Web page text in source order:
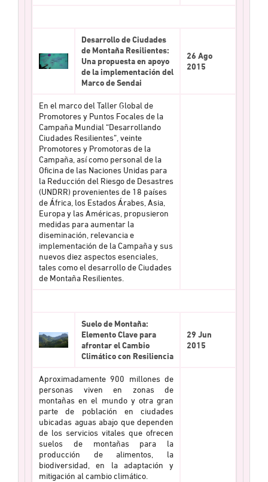
Desarrollo de Ciudades
de Montaña Resilientes:
Una propuesta en apoyo
de la implementación del
Marco de Sendai
26 Ago
2015
En el marco del Taller Global de
Promotores y Puntos Focales de la
Campaña Mundial “Desarrollando
Ciudades Resilientes”, veinte
Promotores y Promotoras de la
Campaña, así como personal de la
Oficina de las Naciones Unidas para
la Reducción del Riesgo de Desastres
(UNDRR) provenientes de 18 países
de África, los Estados Árabes, Asia,
Europa y las Américas, propusieron
medidas para aumentar la
diseminación, relevancia e
implementación de la Campaña y sus
nuevos diez aspectos esenciales,
tales como el desarrollo de Ciudades
de Montaña Resilientes.
Suelo de Montaña:
Elemento Clave para
afrontar el Cambio
Climático con Resiliencia
29 Jun
2015
Aproximadamente 900 millones de
personas viven en zonas de
montañas en el mundo y otra gran
parte de población en ciudades
ubicadas aguas abajo que dependen
de los servicios vitales que ofrecen
suelos de montañas para la
producción de alimentos, la
biodiversidad, en la adaptación y
mitigación al cambio climático.